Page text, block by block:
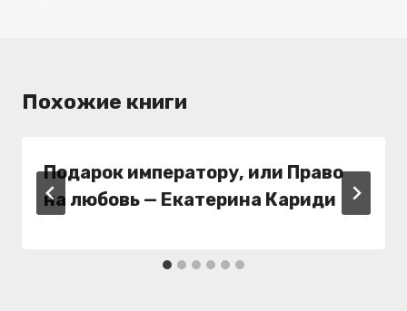
Похожие книги
Подарок императору, или Право
на любовь — Екатерина Кариди